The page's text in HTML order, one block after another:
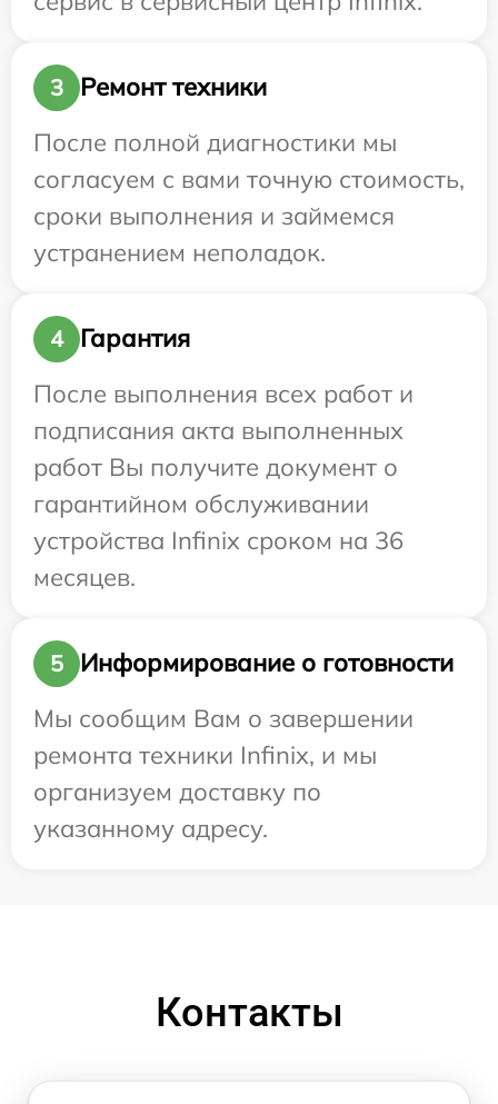
3
Ремонт техники
После полной диагностики мы
согласуем с вами точную стоимость,
сроки выполнения и займемся
устранением неполадок.
4
Гарантия
После выполнения всех работ и
подписания акта выполненных
работ Вы получите документ о
гарантийном обслуживании
устройства Infinix сроком на 36
месяцев.
5
Информирование о готовности
Мы сообщим Вам о завершении
ремонта техники Infinix, и мы
организуем доставку по
указанному адресу.
Контакты